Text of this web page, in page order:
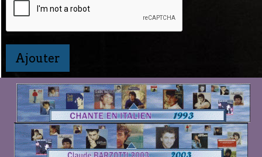
Ajouter